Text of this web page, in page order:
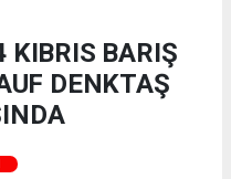
BARIŞ
DENKTAŞ